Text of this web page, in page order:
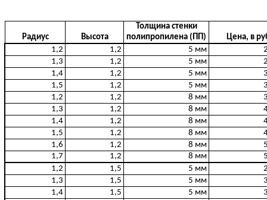
Радиус Высота
Толщина стенки
полипропилена (ПП)
Цена, в
1,2
1,2 5 мм
1,3
1,2 5 мм
1,4
1,2 5 мм
1,5
1,2 5 мм
1,2
1,2 8 мм
1,3
1,2 8 мм
1,4
1,2 8 мм
1,5
1,2 8 мм
1,6
1,2 8 мм
1,7
1,2 8 мм
1,2
1,5 5 мм
1,3
1,5 5 мм
1,4
1,5 5 мм